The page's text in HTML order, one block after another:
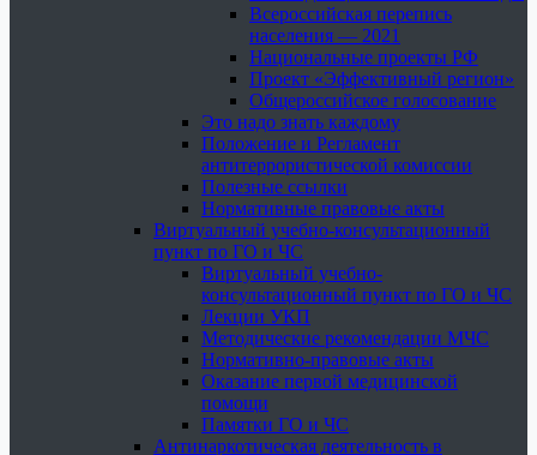
Всероссийская перепись
населения — 2021
Национальные проекты РФ
Проект «Эффективный регион»
Общероссийское голосование
Это надо знать каждому
Положение и Регламент
антитеррористической комиссии
Полезные ссылки
Нормативные правовые акты
Виртуальный учебно-консультационный
пункт по ГО и ЧС
Виртуальный учебно-
консультационный пункт по ГО и ЧС
Лекции УКП
Методические рекомендации МЧС
Нормативно-правовые акты
Оказание первой медицинской
помощи
Памятки ГО и ЧС
Антинаркотическая деятельность в